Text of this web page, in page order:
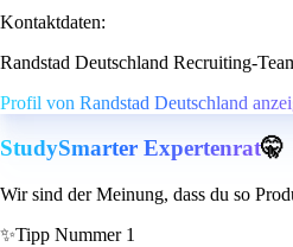
Kontaktdaten:
Randstad Deutschland Recruiting-
Profil von Randstad Deutschland
StudySmarter Expertenrat🤫
Wir sind der Meinung, dass du so
✨Tipp Nummer 1